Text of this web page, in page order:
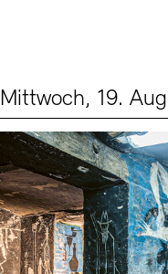
Mittwoch, 19. Aug